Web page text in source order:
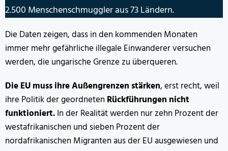
2.500 Menschenschmuggler aus 73 Ländern.
Die Daten zeigen, dass in den kommenden Monaten
immer mehr gefährliche illegale Einwanderer versuchen
werden, die ungarische Grenze zu überqueren.
Die EU muss ihre Außengrenzen stärken, erst recht, weil
ihre Politik der geordneten Rückführungen nicht
funktioniert.In der Realität werden nur zehn Prozent der
westafrikanischen und sieben Prozent der
nordafrikanischen Migranten aus der EU ausgewiesen und